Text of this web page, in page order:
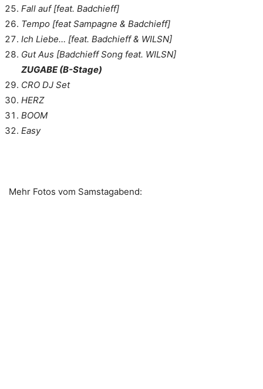
Fall auf [feat. Badchieff]
Tempo [feat Sampagne & Badchieff]
Ich Liebe… [feat. Badchieff & WILSN]
Gut Aus [Badchieff Song feat. WILSN]
ZUGABE (B-Stage)
CRO DJ Set
HERZ
BOOM
Easy
Mehr Fotos vom Samstagabend: